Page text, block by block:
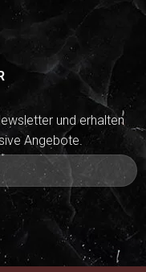
und erhalten
Angebote.